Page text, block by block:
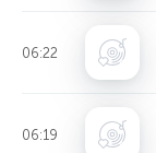
06:22
06:19